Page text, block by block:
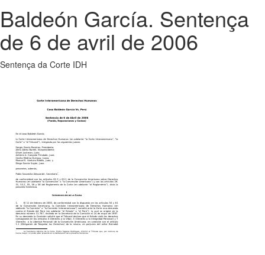
Baldeón García. Sentença
de 6 de avril de 2006
Sentença da Corte IDH